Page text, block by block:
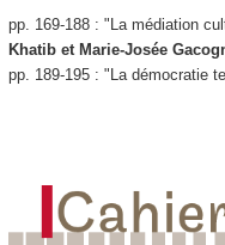
pp. 169-188 : "La médiation
Khatib et Marie-Josée
pp. 189-195 : "La démocratie